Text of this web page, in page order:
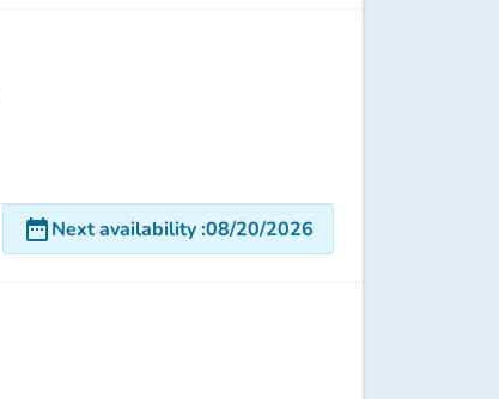
date_rangeNext availability:08/20/2026